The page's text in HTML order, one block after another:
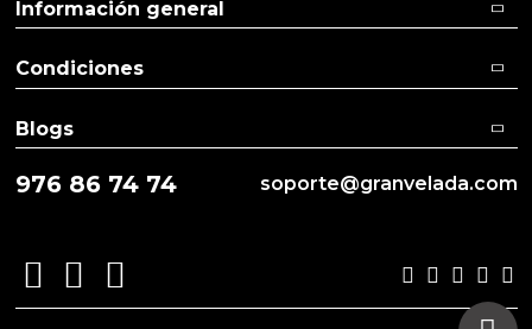
976 86 74 74 soporte@granvelada.com
Información general
Condiciones
Blogs